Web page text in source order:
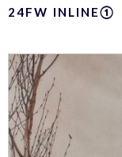
24FW INLINE①